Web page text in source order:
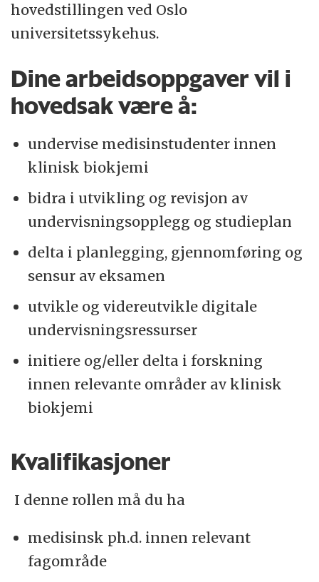
hovedstillingen ved Oslo
universitetssykehus.
Dine arbeidsoppgaver vil i
hovedsak være å:
undervise medisinstudenter innen
klinisk biokjemi
bidra i utvikling og revisjon av
undervisningsopplegg og studieplan
delta i planlegging, gjennomføring og
sensur av eksamen
utvikle og videreutvikle digitale
undervisningsressurser
initiere og/eller delta i forskning
innen relevante områder av klinisk
biokjemi
Kvalifikasjoner
I denne rollen må du ha
medisinsk ph.d. innen relevant
fagområde